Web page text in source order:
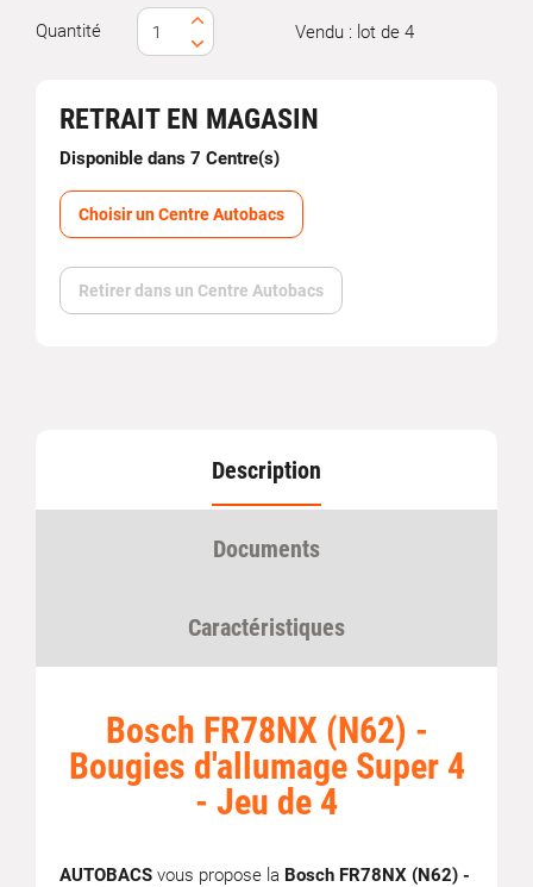
Quantité Vendu : lot de 4
RETRAIT EN MAGASIN
Disponible dans 7 Centre(s)
Choisir un Centre Autobacs
Retirer dans un Centre Autobacs
Description
Documents
Caractéristiques
Bosch FR78NX (N62) -
Bougies d'allumage Super 4
- Jeu de 4
AUTOBACS vous propose la Bosch FR78NX (N62) -